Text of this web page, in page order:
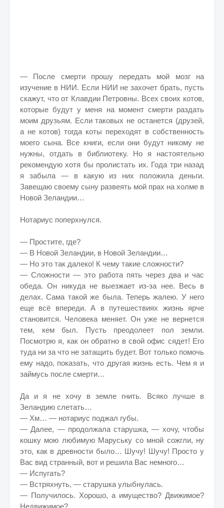
— После смерти прошу передать мой мозг на
изучение в НИИ. Если НИИ не захочет брать, пусть
скажут, что от Клавдии Петровны. Всех своих котов,
которые будут у меня на момент смерти раздать
моим друзьям. Если таковых не останется (друзей,
а не котов) тогда коты переходят в собственность
моего сына. Все книги, если они будут никому не
нужны, отдать в библиотеку. Но я настоятельно
рекомендую хотя бы пролистать их. Года три назад
я забыла — в какую из них положила деньги.
Завещаю своему сыну развеять мой прах на холме в
Новой Зеландии…
Нотариус поперхнулся.
— Простите, где?
— В Новой Зеландии, в Новой Зеландии…
— Но это так далеко! К чему такие сложности?
— Сложности — это работа пять через два и час
обеда. Он никуда не выезжает из-за нее. Весь в
делах. Сама такой же была. Теперь жалею. У него
еще всё впереди. А в путешествиях жизнь ярче
становится. Человека меняет. Он уже не вернется
тем, кем был. Пусть преодолеет пол земли.
Посмотрю я, как он обратно в свой офис сядет! Его
туда ни за что не затащить будет. Вот только помочь
ему надо, показать, что другая жизнь есть. Чем я и
займусь после смерти…
Да и я не хочу в земле гнить. Всяко лучше в
Зеландию слетать…
— Хм… — нотариус поджал губы.
— Далее, — продолжала старушка, — хочу, чтобы
кошку мою любимую Маруську со мной сожгли, ну
это, как в древности было… Шучу! Шучу! Просто у
Вас вид странный, вот и решила Вас немного…
— Испугать?
— Встряхнуть, — старушка улыбнулась.
— Получилось. Хорошо, а имущество? Движимое?
Недвижимое?